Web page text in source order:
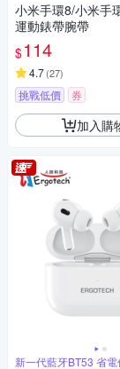
小米手環8/小米手
運動錶帶腕帶
$114
4.7(27)
挑戰低價 券
加入購
新一代藍牙BT53 省